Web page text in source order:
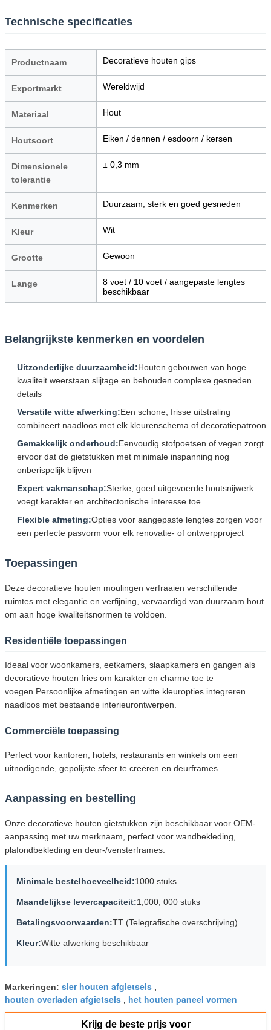
Technische specificaties
Productnaam Decoratieve houten gips
Exportmarkt Wereldwijd
Materiaal Hout
Houtsoort Eiken / dennen / esdoorn / kersen
Dimensionele
tolerantie
± 0,3 mm
Kenmerken Duurzaam, sterk en goed gesneden
Kleur Wit
Grootte Gewoon
Lange
8 voet / 10 voet / aangepaste lengtes
beschikbaar
Belangrijkste kenmerken en voordelen
Uitzonderlijke duurzaamheid:Houten gebouwen van hoge
kwaliteit weerstaan slijtage en behouden complexe gesneden
details
Versatile witte afwerking:Een schone, frisse uitstraling
combineert naadloos met elk kleurenschema of decoratiepatroon
Gemakkelijk onderhoud:Eenvoudig stofpoetsen of vegen zorgt
ervoor dat de gietstukken met minimale inspanning nog
onberispelijk blijven
Expert vakmanschap:Sterke, goed uitgevoerde houtsnijwerk
voegt karakter en architectonische interesse toe
Flexible afmeting:Opties voor aangepaste lengtes zorgen voor
een perfecte pasvorm voor elk renovatie- of ontwerpproject
Toepassingen
Deze decoratieve houten moulingen verfraaien verschillende
ruimtes met elegantie en verfijning, vervaardigd van duurzaam hout
om aan hoge kwaliteitsnormen te voldoen.
Residentiële toepassingen
Ideaal voor woonkamers, eetkamers, slaapkamers en gangen als
decoratieve houten fries om karakter en charme toe te
voegen.Persoonlijke afmetingen en witte kleuropties integreren
naadloos met bestaande interieurontwerpen.
Commerciële toepassing
Perfect voor kantoren, hotels, restaurants en winkels om een
uitnodigende, gepolijste sfeer te creëren.en deurframes.
Aanpassing en bestelling
Onze decoratieve houten gietstukken zijn beschikbaar voor OEM-
aanpassing met uw merknaam, perfect voor wandbekleding,
plafondbekleding en deur-/vensterframes.
Minimale bestelhoeveelheid:1000 stuks
Maandelijkse levercapaciteit:1,000, 000 stuks
Betalingsvoorwaarden:TT (Telegrafische overschrijving)
Kleur:Witte afwerking beschikbaar
Markeringen: sier houten afgietsels ,
houten overladen afgietsels , het houten paneel vormen
Krijg de beste prijs voor